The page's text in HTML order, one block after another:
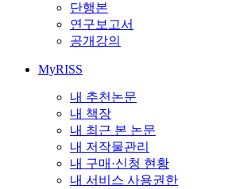
단행본
연구보고서
공개강의
MyRISS
내 추천논문
내 책장
내 최근 본 논문
내 저작물관리
내 구매·신청 현황
내 서비스 사용권한